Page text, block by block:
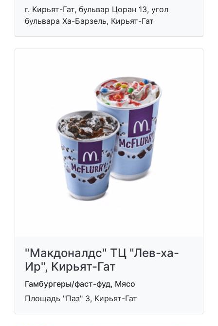
г. Кирьят-Гат, бульвар Цоран 13, угол
бульвара Ха-Барзель, Кирьят-Гат
"Макдоналдс" ТЦ "Лев-ха-
Ир", Кирьят-Гат
Гамбургеры/фаст-фуд, Мясо
Площадь "Паз" 3, Кирьят-Гат